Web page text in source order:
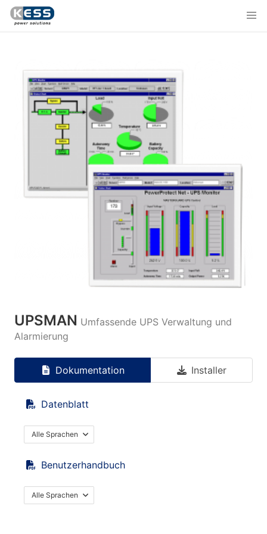
UPSMAN Umfassende UPS Verwaltung und
Alarmierung
Dokumentation Installer
Datenblatt
Alle Sprachen
Benutzerhandbuch
Alle Sprachen